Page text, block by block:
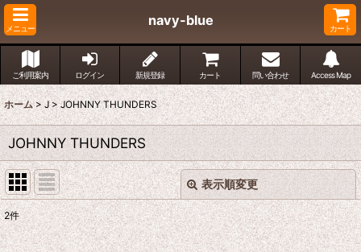
メニュー
navy-blue
カート
ご利用案内 ログイン 新規登録 カート 問い合わせ Access Map
ホーム > J > JOHNNY THUNDERS
JOHNNY THUNDERS
表示順変更
表示数:
閉じる
2件